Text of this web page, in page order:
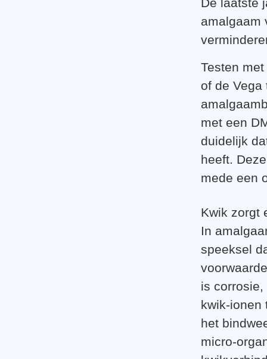
amalgaam
Testen
of de
met een
duidelijk
heeft.
mede een
Kwik zorgt
In
speeksel
is
kwik-ionen
het
micro-